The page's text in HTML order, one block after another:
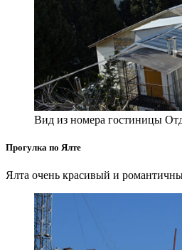
Вид из номера гостиницы
Прогулка по Ялте
Ялта очень красивый и